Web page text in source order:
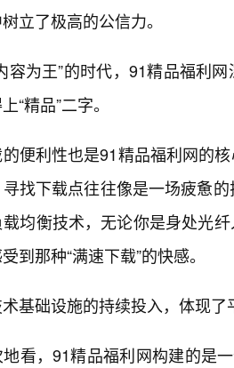
立了极高的公信力。
容为王”的时代，91精品福利
“精品”二字。
便利性也是91精品福利网的
找下载点往往像是一场疲惫
均衡技术，无论你是身处光
到那种“满速下载”的快感。
基础设施的持续投入，体现了
看，91精品福利网构建的是